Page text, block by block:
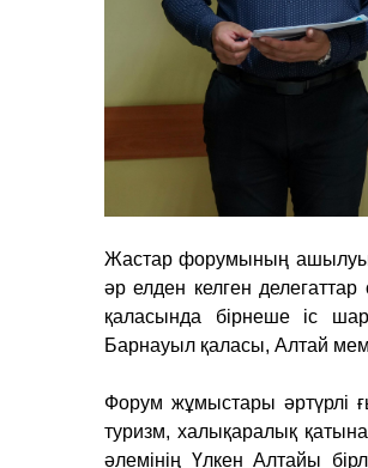
Жастар форумының ашылуы
әр елден келген
қаласында бірнеше іс
Барнауыл қаласы, Алтай
Форум жұмыстары әртүрлі
туризм, халықаралық
әлемінің Үлкен Алтайы